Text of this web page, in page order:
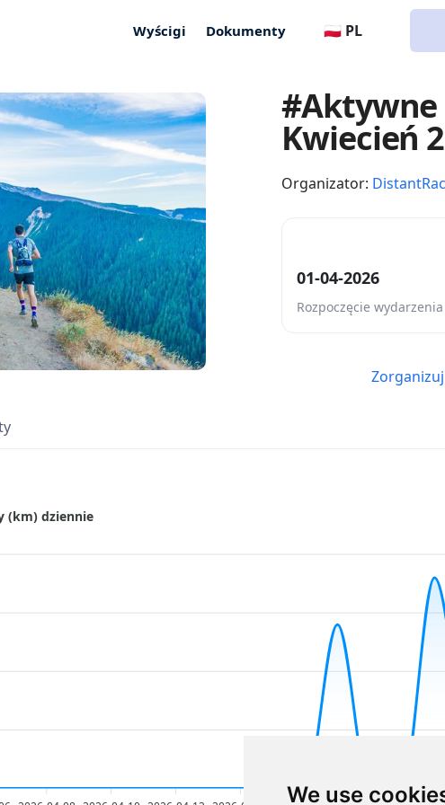
We use
Wyścigi Dokumenty 🇵🇱 PL
#Aktywne
Kwiecień
Organizator:
01-04-2026
Rozpoczęcie wydarzenia
(km) dziennie